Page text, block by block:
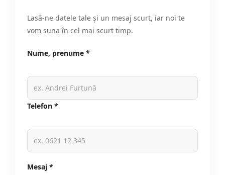
Lasă-ne datele tale și un mesaj scurt, iar noi te
vom suna în cel mai scurt timp.
Nume, prenume *
Telefon *
Mesaj *